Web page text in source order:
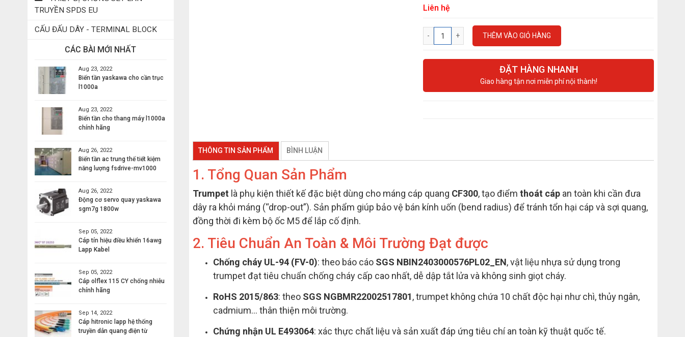
TRUYỀN SPDS EU
CẤU ĐẤU DÂY - TERMINAL BLOCK
CÁC BÀI MỚI NHẤT
Aug 23, 2022
Biến tần yaskawa cho cần trục
l1000a
Aug 23, 2022
Biến tần cho thang máy l1000a
chính hãng
Aug 26, 2022
Biến tần ac trung thế tiết kiệm
năng lượng fsdrive-mv1000
Aug 26, 2022
Động cơ servo quay yaskawa
sgm7g 1800w
Sep 05, 2022
Cáp tín hiệu điều khiển 16awg
Lapp Kabel
Sep 05, 2022
Cáp olflex 115 CY chống nhiễu
chính hãng
Sep 14, 2022
Cáp hitronic lapp hệ thống
truyền dẫn quang điện từ
Liên hệ
THÊM VÀO GIỎ HÀNG
ĐẶT HÀNG NHANH
Giao hàng tận nơi miễn phí nội thành!
THÔNG TIN SẢN PHẨM BÌNH LUẬN
1. Tổng Quan Sản Phẩm
Trumpet là phụ kiện thiết kế đặc biệt dùng cho máng cáp quang CF300, tạo điểm thoát cápan toàn khi cần đưa
dây ra khỏi máng (“drop-out”). Sản phẩm giúp bảo vệ bán kính uốn (bend radius) để tránh tổn hại cáp và sợi quang,
đồng thời đi kèm bộ ốc M5 để lắp cố định.
2. Tiêu Chuẩn An Toàn & Môi Trường Đạt được
Chống cháy UL-94 (FV-0): theo báo cáo SGS NBIN2403000576PL02_EN, vật liệu nhựa sử dụng trong
trumpet đạt tiêu chuẩn chống cháy cấp cao nhất, dễ dập tắt lửa và không sinh giọt cháy.
RoHS 2015/863: theo SGS NGBMR22002517801, trumpet không chứa 10 chất độc hại như chì, thủy ngân,
cadmium… thân thiện môi trường.
Chứng nhận UL E493064: xác thực chất liệu và sản xuất đáp ứng tiêu chí an toàn kỹ thuật quốc tế.